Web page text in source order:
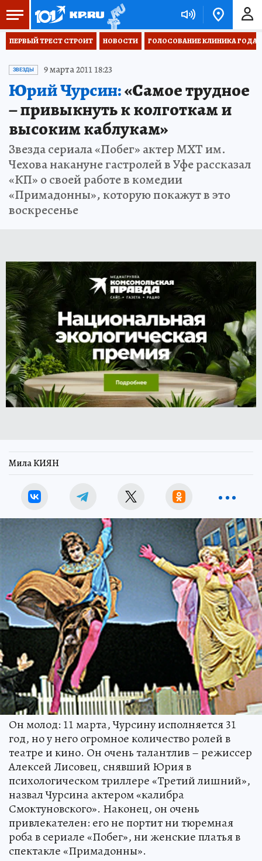
ПЕРВЫЙ ТРЕСТ СТРОИТ НОВОСТИ ГОЛОСОВАНИЕ КЛИНИКА ГОДА
ЗВЕЗДЫ 9 марта 2011 18:23
Юрий Чурсин:«Самое трудное
– привыкнуть к колготкам и
высоким каблукам»
Звезда сериала «Побег» актер МХТ им.
Чехова накануне гастролей в Уфе рассказал
«КП» о своей работе в комедии
«Примадонны», которую покажут в это
воскресенье
Мила КИЯН
Он молод: 11 марта, Чурсину исполняется 31
год, но у него огромное количество ролей в
театре и кино. Он очень талантлив – режиссер
Алексей Лисовец, снявший Юрия в
психологическом триллере «Третий лишний»,
назвал Чурсина актером «калибра
Смоктуновского». Наконец, он очень
привлекателен: его не портит ни тюремная
роба в сериале «Побег», ни женские платья в
спектакле «Примадонны».